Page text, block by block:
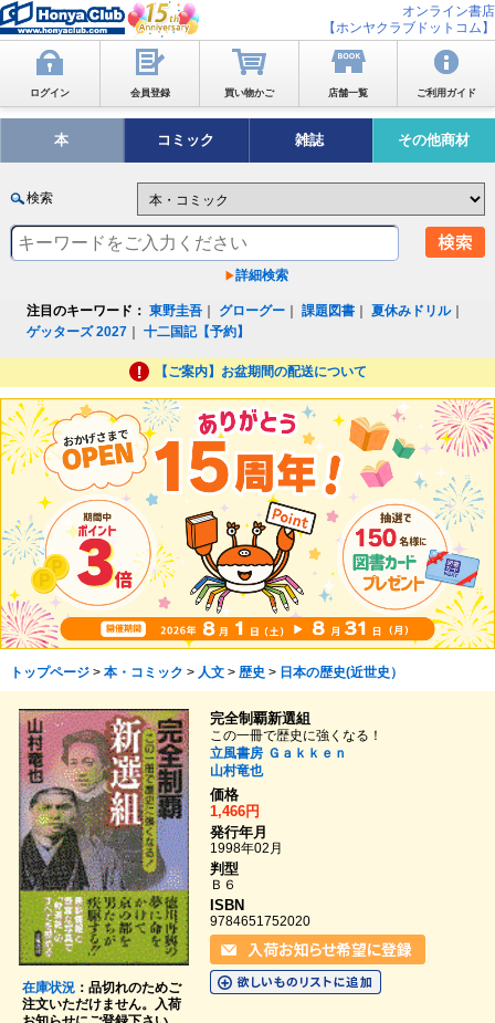
オンライン書店
【ホンヤクラブドットコム】
ログイン 会員登録 買い物かご 店舗一覧 ご利用ガイド
本 コミック 雑誌 その他商材
検索
詳細検索
注目のキーワード： 東野圭吾 グローグー ｜課題図書 ｜夏休みドリル｜
ゲッターズ 2027 ｜十二国記【予約】
【ご案内】お盆期間の配送について
トップページ> 本・コミック > 人文> 歴史 > 日本の歴史(近世史）
在庫状況：品切れのためご
注文いただけません。入荷
完全制覇新選組
この一冊で歴史に強くなる！
立風書房 Ｇａｋｋｅｎ
山村竜也
価格
1,466円
発行年月
1998年02月
判型
Ｂ６
ISBN
9784651752020